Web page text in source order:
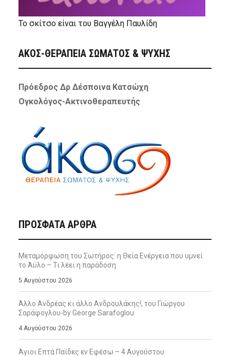
Το σκίτσο είναι του Βαγγέλη Παυλίδη
ΑΚΟΣ-ΘΕΡΑΠΕΙΑ ΣΩΜΑΤΟΣ & ΨΥΧΗΣ
Πρόεδρος Δρ Δέσποινα Κατσώχη
Ογκολόγος-Ακτινοθεραπευτής
ΠΡΌΣΦΑΤΑ ΆΡΘΡΑ
Μεταμόρφωση του Σωτήρος: η Θεία Ενέργεια που υμνεί
το Άϋλο – Τι λέει η παράδοση
5 Αυγούστου 2026
Άλλο Ανδρέας κι άλλο Ανδρουλάκης!, του Γιώργου
Σαράφογλου-by George Sarafoglou
4 Αυγούστου 2026
Άγιοι Επτά Παίδες εν Εφέσω – 4 Αυγούστου